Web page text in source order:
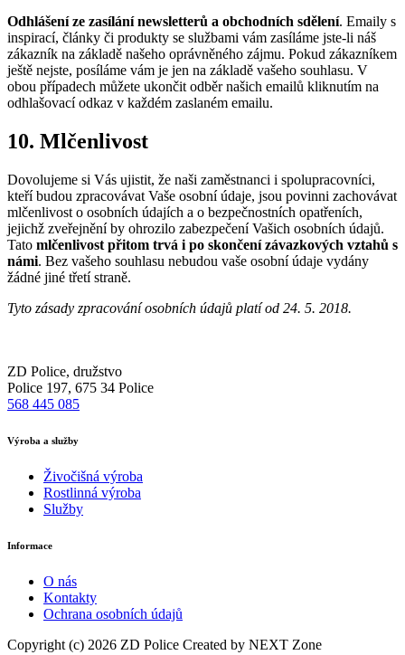
Odhlášení ze zasílání newsletterů a obchodních sdělení. Emaily s
inspirací, články či produkty se službami vám zasíláme jste-li náš
zákazník na základě našeho oprávněného zájmu. Pokud zákazníkem
ještě nejste, posíláme vám je jen na základě vašeho souhlasu. V
obou případech můžete ukončit odběr našich emailů kliknutím na
odhlašovací odkaz v každém zaslaném emailu.
10. Mlčenlivost
Dovolujeme si Vás ujistit, že naši zaměstnanci i spolupracovníci,
kteří budou zpracovávat Vaše osobní údaje, jsou povinni zachovávat
mlčenlivost o osobních údajích a o bezpečnostních opatřeních,
jejichž zveřejnění by ohrozilo zabezpečení Vašich osobních údajů.
Tato mlčenlivost přitom trvá i po skončení závazkových vztahů s
námi. Bez vašeho souhlasu nebudou vaše osobní údaje vydány
žádné jiné třetí straně.
Tyto zásady zpracování osobních údajů platí od 24. 5. 2018.
ZD Police, družstvo
Police 197, 675 34 Police
568 445 085
Výroba a služby
Živočišná výroba
Rostlinná výroba
Služby
Informace
O nás
Kontakty
Ochrana osobních údajů
Copyright (c) 2026 ZD Police Created by NEXT Zone